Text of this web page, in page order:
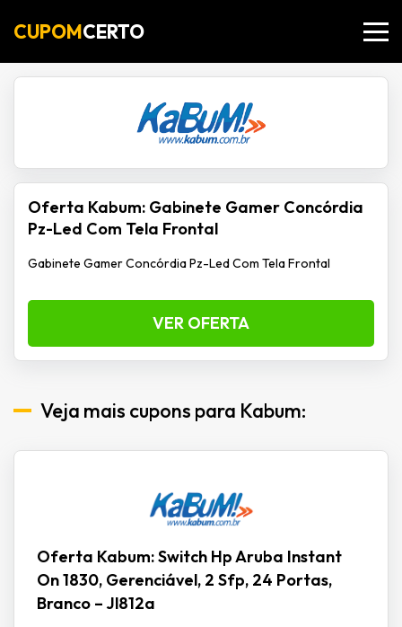
CUPOMCERTO
Oferta Kabum: Gabinete Gamer Concórdia
Pz-Led Com Tela Frontal
Gabinete Gamer Concórdia Pz-Led Com Tela Frontal
VER OFERTA
Veja mais cupons para Kabum:
Oferta Kabum: Switch Hp Aruba Instant
On 1830, Gerenciável, 2 Sfp, 24 Portas,
Branco – Jl812a